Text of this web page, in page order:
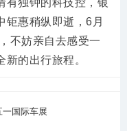
钜惠稍纵即逝，6月
不妨亲自去感受一
的出行旅程。
一国际车展